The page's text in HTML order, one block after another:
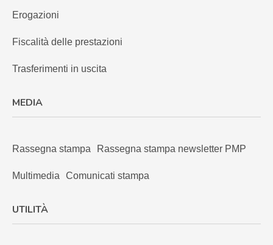
Erogazioni
Fiscalità delle prestazioni
Trasferimenti in uscita
MEDIA
Rassegna stampa Rassegna stampa newsletter PMP
Multimedia Comunicati stampa
UTILITÀ